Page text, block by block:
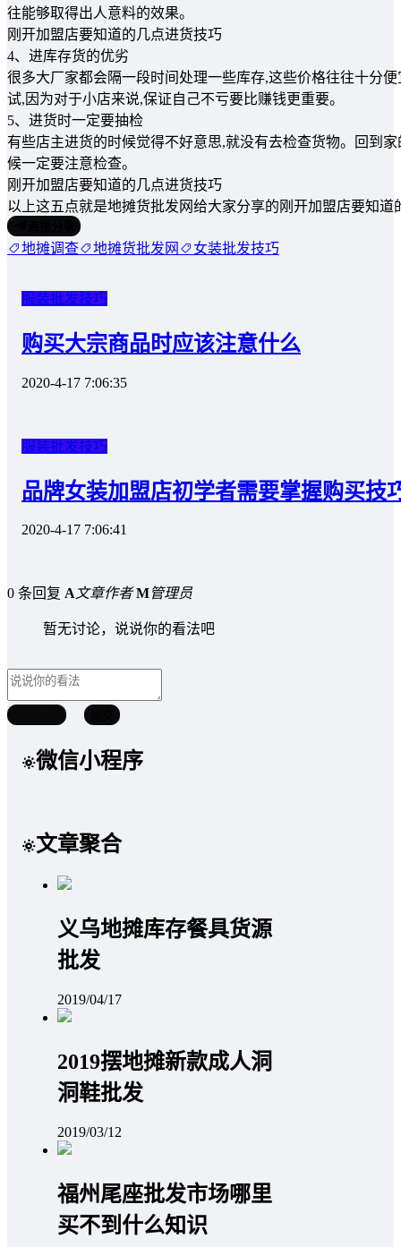
往能够取得出人意料的效果。
刚开加盟店要知道的几点进货技巧
4、进库存货的优劣
很多大厂家都会隔一段时间处理一些库存,这些价格往往十分
试,因为对于小店来说,保证自己不亏要比赚钱更重要。
5、进货时一定要抽检
有些店主进货的时候觉得不好意思,就没有去检查货物。回到
候一定要注意检查。
刚开加盟店要知道的几点进货技巧
以上这五点就是地摊货批发网给大家分享的刚开加盟店要知
地摊调查 地摊货批发网 女装批发技巧
服装批发技巧
购买大宗商品时应该注意什么
2020-4-17 7:06:35
服装批发技巧
品牌女装加盟店初学者需要掌握购买技
2020-4-17 7:06:41
0 条回复 A文章作者 M管理员
暂无讨论，说说你的看法吧
微信小程序
文章聚合
义乌地摊库存餐具货源
批发
2019/04/17
2019摆地摊新款成人洞
洞鞋批发
2019/03/12
福州尾座批发市场哪里
买不到什么知识